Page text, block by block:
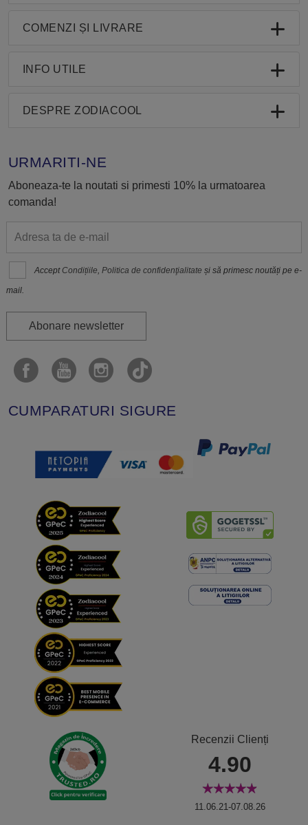
COMENZI ȘI LIVRARE
INFO UTILE
DESPRE ZODIACOOL
URMARITI-NE
Aboneaza-te la noutati si primesti 10% la urmatoarea
comanda!
Accept Condițiile ,Politica de confidenţialitate și să primesc noutăți pe e-
mail.
Abonare newsletter
CUMPARATURI SIGURE
Recenzii Clienți
4.90
11.06.21-07.08.26